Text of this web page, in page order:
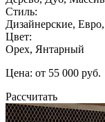
Стиль:
Дизайнерские,
Цвет:
Орех, Янтарный
Цена: от 55 000 руб.
Рассчитать